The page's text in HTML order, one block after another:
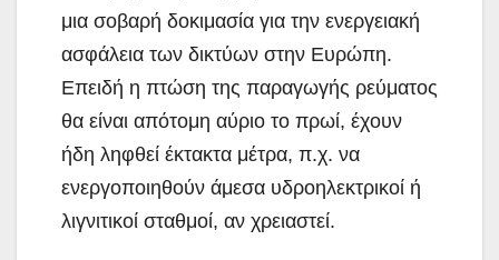
μια σοβαρή δοκιμασία για την ενεργειακή
ασφάλεια των δικτύων στην Ευρώπη.
Επειδή η πτώση της παραγωγής ρεύματος
θα είναι απότομη αύριο το πρωί, έχουν
ήδη ληφθεί έκτακτα μέτρα, π.χ. να
ενεργοποιηθούν άμεσα υδροηλεκτρικοί ή
λιγνιτικοί σταθμοί, αν χρειαστεί.